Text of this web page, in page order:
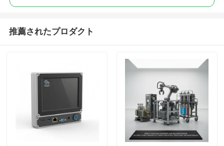
推薦されたプロダクト